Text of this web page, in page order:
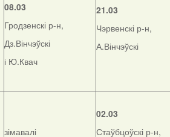
08.03
Гродзенскі р-н,
Дз.Вінчэўскі
і Ю.Квач
21.03
Чэрвенскі р-н,
А.Вінчэўскі
зімавалі
02.03
Стаўбцоўскі р-н,